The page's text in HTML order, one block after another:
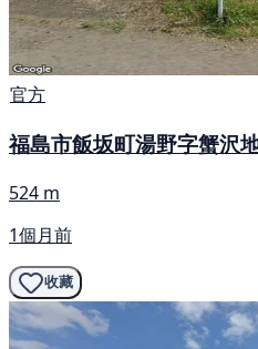
官方
福島市飯坂町湯野字蟹沢
524 m
1個月前
收藏